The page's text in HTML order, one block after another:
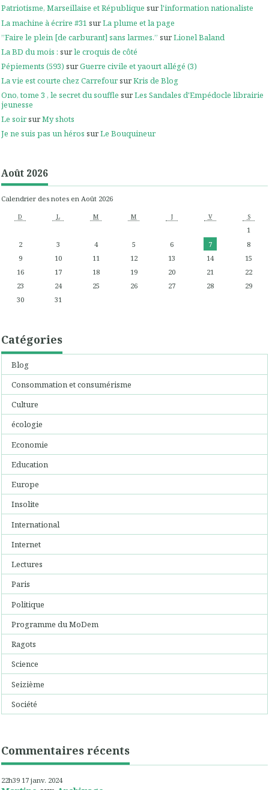
Patriotisme, Marseillaise et République surl'information nationaliste
La machine à écrire #31 surLa plume et la page
”Faire le plein [de carburant] sans larmes.” surLionel Baland
La BD du mois : surle croquis de côté
Pépiements (593) surGuerre civile et yaourt allégé (3)
La vie est courte chez CarrefoursurKris de Blog
Ono, tome 3 , le secret du souffle surLes Sandales d'Empédocle librairie
jeunesse
Le soirsurMy shots
Je ne suis pas un héros surLe Bouquineur
Août 2026
Calendrier des notes en Août 2026
D L M M J V S
1
2
3 4 5 6 7
8
9
10 11 12 13 14
15
16
17 18 19 20 21
22
23
24 25 26 27 28
29
30
31
Catégories
Blog
Consommation et consumérisme
Culture
écologie
Economie
Education
Europe
Insolite
International
Internet
Lectures
Paris
Politique
Programme du MoDem
Ragots
Science
Seizième
Société
Commentaires récents
22h39 17 janv. 2024